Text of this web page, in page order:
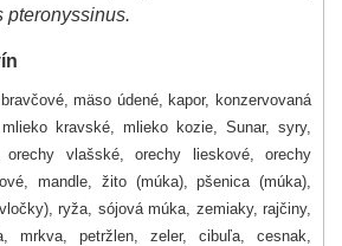
pteronyssinus.
mäso údené, kapor, konzervovaná
kravské, mlieko kozie, Sunar, syry,
vlašské, orechy lieskové, orechy
mandle, žito (múka), pšenica (múka),
ryža, sójová múka, zemiaky, rajčiny,
mrkva, petržlen, zeler, cibuľa, cesnak,